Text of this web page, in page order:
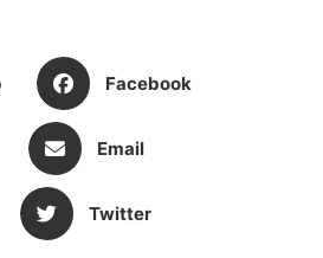
Facebook
Email
Twitter